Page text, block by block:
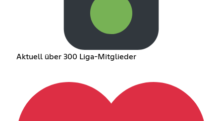
Aktuell über 300 Liga-Mitglieder